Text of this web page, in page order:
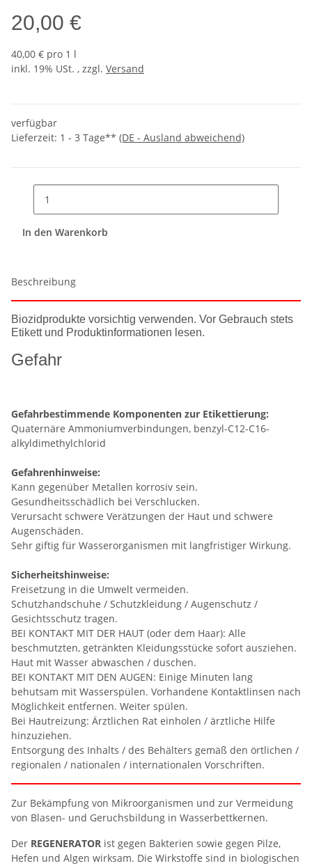
20,00 €
40,00 € pro 1 l
inkl. 19% USt. , zzgl. Versand
verfügbar
Lieferzeit: 1 - 3 Tage** (DE - Ausland abweichend)
In den Warenkorb
Beschreibung
Biozidprodukte vorsichtig verwenden. Vor Gebrauch stets
Etikett und Produktinformationen lesen.
Gefahr
Gefahrbestimmende Komponenten zur Etikettierung:
Quaternäre Ammoniumverbindungen, benzyl-C12-C16-
alkyldimethylchlorid
Gefahrenhinweise:
Kann gegenüber Metallen korrosiv sein.
Gesundheitsschädlich bei Verschlucken.
Verursacht schwere Verätzungen der Haut und schwere
Augenschäden.
Sehr giftig für Wasserorganismen mit langfristiger Wirkung.
Sicherheitshinweise:
Freisetzung in die Umwelt vermeiden.
Schutzhandschuhe / Schutzkleidung / Augenschutz /
Gesichtsschutz tragen.
BEI KONTAKT MIT DER HAUT (oder dem Haar): Alle
beschmutzten, getränkten Kleidungsstücke sofort ausziehen.
Haut mit Wasser abwaschen / duschen.
BEI KONTAKT MIT DEN AUGEN: Einige Minuten lang
behutsam mit Wasserspülen. Vorhandene Kontaktlinsen nach
Möglichkeit entfernen. Weiter spülen.
Bei Hautreizung: Ärztlichen Rat einholen / ärztliche Hilfe
hinzuziehen.
Entsorgung des Inhalts / des Behälters gemäß den örtlichen /
regionalen / nationalen / internationalen Vorschriften.
Zur Bekämpfung von Mikroorganismen und zur Vermeidung
von Blasen- und Geruchsbildung in Wasserbettkernen.
Der REGENERATOR ist gegen Bakterien sowie gegen Pilze,
Hefen und Algen wirksam. Die Wirkstoffe sind in biologischen